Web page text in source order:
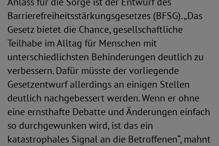
Barrierefreiheitsstärkungsgesetzes (BFSG). „Das
Gesetz bietet die Chance, gesellschaftliche
Teilhabe im Alltag für Menschen mit
unterschiedlichsten Behinderungen deutlich zu
verbessern. Dafür müsste der vorliegende
Gesetzentwurf allerdings an einigen Stellen
deutlich nachgebessert werden. Wenn er ohne
eine ernsthafte Debatte und Änderungen einfach
so durchgewunken wird, ist das ein
katastrophales Signal an die Betroffenen“, mahnt